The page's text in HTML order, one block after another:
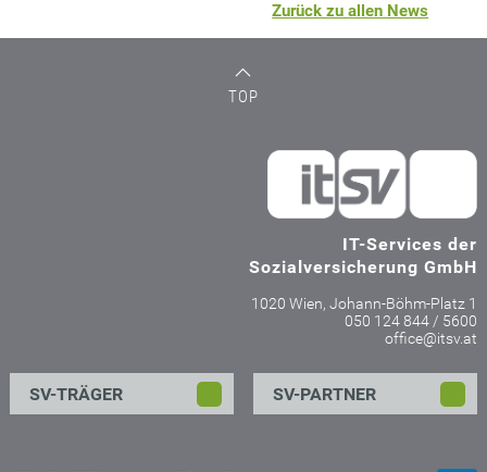
Zurück zu allen News
TOP
IT-Services der
Sozialversicherung GmbH
1020 Wien, Johann-Böhm-Platz 1
050 124 844 / 5600
office@itsv.at
SV-TRÄGER SV-PARTNER